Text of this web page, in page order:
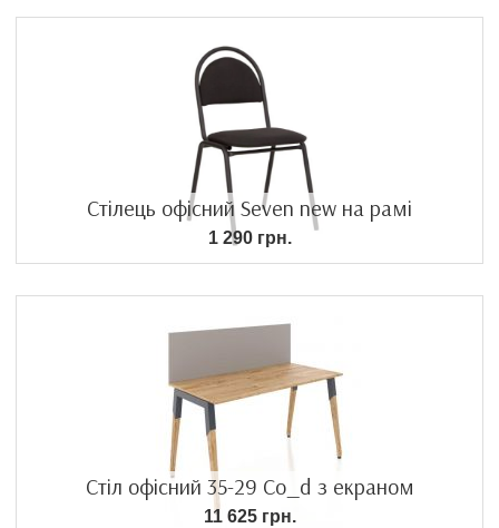
Стілець офісний Seven new на рамі
1 290 грн.
Стіл офісний 35-29 Co_d з екраном
11 625 грн.